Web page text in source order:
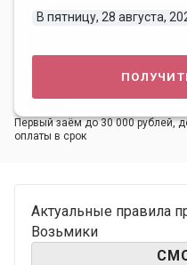
В пятницу, 28 августа,
Первый заём до 30 000 рублей,
оплаты в срок
Актуальные правила
Возьмики